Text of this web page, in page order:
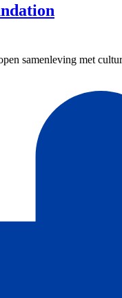
samenleving met